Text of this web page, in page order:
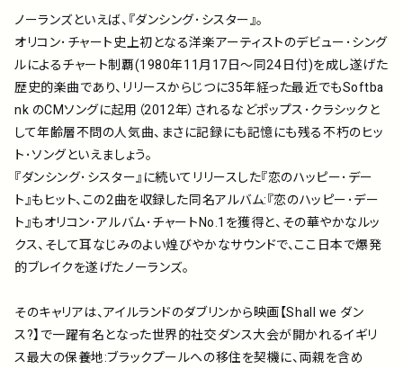
映像制作
お問い合わせ 楽曲利用申込
ノーランズといえば、『ダンシング･シスター』。
オリコン･チャート史上初となる洋楽アーティストのデビュー･シング
ルによるチャート制覇(1980年11月17日～同24日付)を成し遂げた
歴史的楽曲であり、リリースからじつに35年経った最近でもSoftba
nk のCMソングに起用（2012年）されるなどポップス･クラシックと
して年齢層不問の人気曲、まさに記録にも記憶にも残る不朽のヒッ
ト･ソングといえましょう。
『ダンシング･シスター』に続いてリリースした『恋のハッピー･デー
ト』もヒット、この2曲を収録した同名アルバム:『恋のハッピー･デー
ト』もオリコン･アルバム･チャートNo.1を獲得と、その華やかなルッ
クス、そして耳なじみのよい煌びやかなサウンドで、ここ日本で爆発
的ブレイクを遂げたノーランズ。
そのキャリアは、アイルランドのダブリンから映画【Shall we ダン
ス?】で一躍有名となった世界的社交ダンス大会が開かれるイギリ
ス最大の保養地:ブラックプールへの移住を契機に、両親を含め